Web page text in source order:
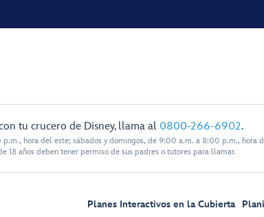
tu crucero de Disney, llama al 0800-266-6902.
hora del este; sábados y domingos, de 9:00 a.m. a 8:00 p.m., hora
18 años deben tener permiso de sus padres o tutores para llamar.
Planes Interactivos en la Cubierta